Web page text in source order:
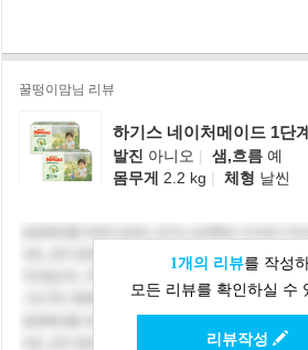
꿀떵이맘님 리뷰
하기스 네이처메이드 1단
발진 아니오 | 샘,흐름 예
몸무게 2.2 kg | 체형 날씬
1개의 리뷰를 작성
모든 리뷰를 확인하실 수
리뷰작성